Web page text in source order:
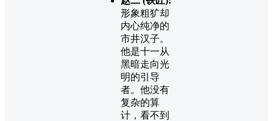
形象粗犷却
内心纯净的
市井汉子。
他是十一从
黑暗走向光
明的引导
者。他没有
复杂的算
计，看不到